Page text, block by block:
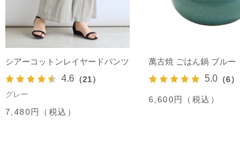
シアーコットンレイヤードパンツ
4.6 （21）
グレー
7,480円（税込）
萬古焼 ごはん鍋 ブルー
5.0 （6）
6,600円（税込）